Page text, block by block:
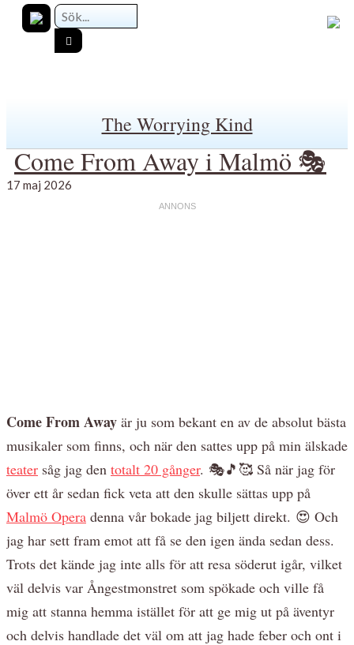
The Worrying Kind
Come From Away i Malmö 🎭
17 maj 2026
Come From Away är ju som bekant en av de absolut bästa
musikaler som finns, och när den sattes upp på min älskade
teater såg jag den totalt 20 gånger. 🎭🎵🥰 Så när jag för
över ett år sedan fick veta att den skulle sättas upp på
Malmö Opera denna vår bokade jag biljett direkt. 😍 Och
jag har sett fram emot att få se den igen ända sedan dess.
Trots det kände jag inte alls för att resa söderut igår, vilket
väl delvis var Ångestmonstret som spökade och ville få
mig att stanna hemma istället för att ge mig ut på äventyr
och delvis handlade det väl om att jag hade feber och ont i